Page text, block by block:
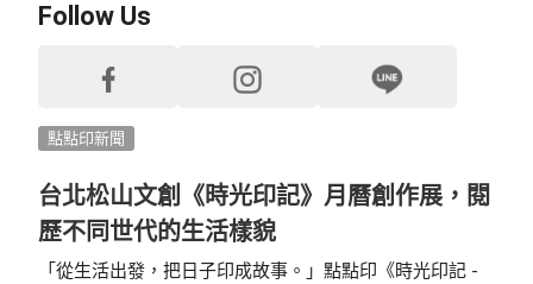
好作品推薦
生活提案
照片怎麼拍
編輯小技巧
獨家專訪
Follow Us
點點印新聞
台北松山文創《時光印記》月曆創作展，閱
歷不同世代的生活樣貌
「從生活出發，把日子印成故事。」點點印《時光印記 -